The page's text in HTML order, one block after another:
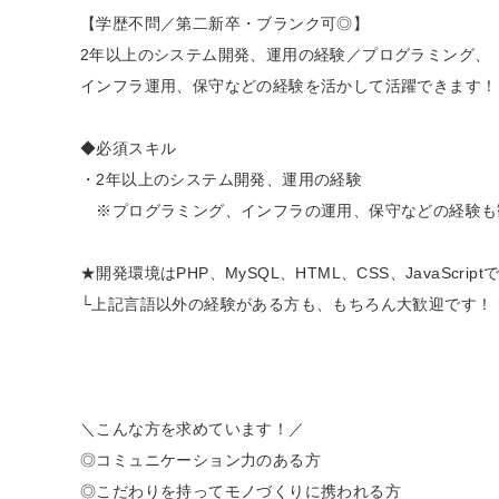
【学歴不問／第二新卒・ブランク可◎】
2年以上のシステム開発、運用の経験／プログラミング、
インフラ運用、保守などの経験を活かして活躍できます！
◆必須スキル
・2年以上のシステム開発、運用の経験
※プログラミング、インフラの運用、保守などの経験も
★開発環境はPHP、MySQL、HTML、CSS、JavaScriptで
└上記言語以外の経験がある方も、もちろん大歓迎です！
＼こんな方を求めています！／
◎コミュニケーション力のある方
◎こだわりを持ってモノづくりに携われる方